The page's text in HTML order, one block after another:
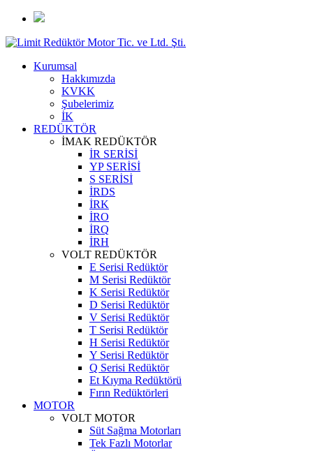
Kurumsal
Hakkımızda
KVKK
Şubelerimiz
İK
REDÜKTÖR
İMAK REDÜKTÖR
İR SERİSİ
YP SERİSİ
S SERİSİ
İRDS
İRK
İRO
İRQ
İRH
VOLT REDÜKTÖR
E Serisi Redüktör
M Serisi Redüktör
K Serisi Redüktör
D Serisi Redüktör
V Serisi Redüktör
T Serisi Redüktör
H Serisi Redüktör
Y Serisi Redüktör
Q Serisi Redüktör
Et Kıyma Redüktörü
Fırın Redüktörleri
MOTOR
VOLT MOTOR
Süt Sağma Motorları
Tek Fazlı Motorlar